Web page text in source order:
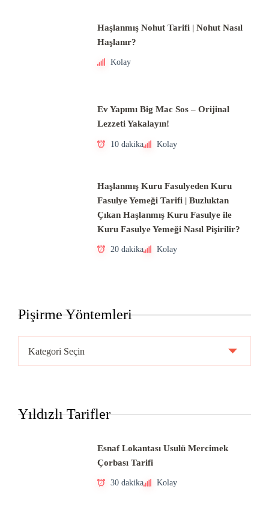
Haşlanmış Nohut Tarifi | Nohut Nasıl
Haşlanır?
Kolay
Ev Yapımı Big Mac Sos – Orijinal
Lezzeti Yakalayın!
10 dakika Kolay
Haşlanmış Kuru Fasulyeden Kuru
Fasulye Yemeği Tarifi | Buzluktan
Çıkan Haşlanmış Kuru Fasulye ile
Kuru Fasulye Yemeği Nasıl Pişirilir?
20 dakika Kolay
Pişirme Yöntemleri
Yöntemleri
Yıldızlı Tarifler
Esnaf Lokantası Usulü Mercimek
Çorbası Tarifi
30 dakika Kolay